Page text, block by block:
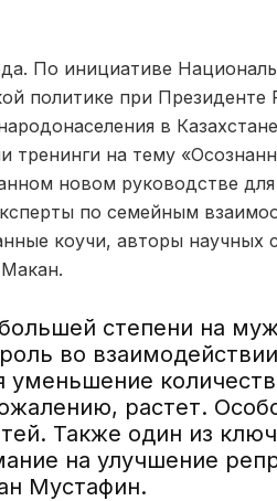
По инициативе
политике при Президенте
в
на тему
новом руководстве
по семейным
коучи, авторы научных
степени на
во
уменьшение
растет.
Также один из
на улучшение
Мустафин.